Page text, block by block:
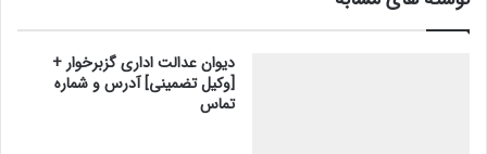
دیوان عدالت اداری گزبرخوار +
[وکیل تضمینی] آدرس و شماره
تماس